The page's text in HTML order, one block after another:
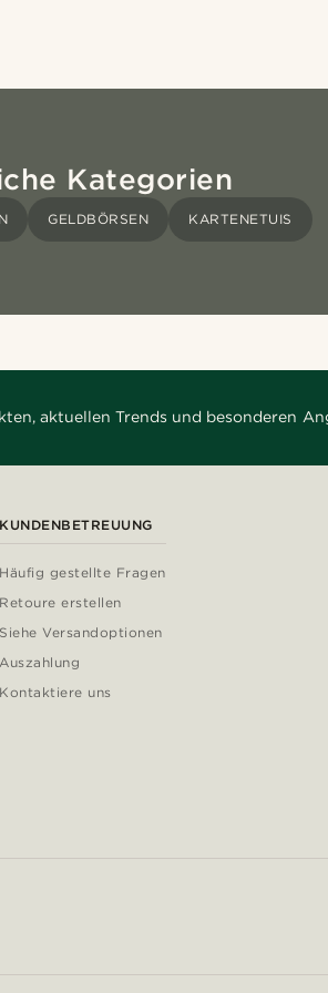
Kategorien
GELDBÖRSEN KARTENETUIS
aktuellen Trends und besonderen
KUNDENBETREUUNG
Häufig gestellte Fragen
Retoure erstellen
Siehe Versandoptionen
Auszahlung
Kontaktiere uns